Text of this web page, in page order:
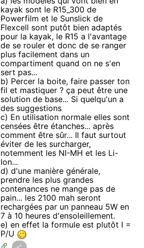
kayak sont le R15_300 de
Powerfilm et le Sunslick de
Flexcell sont putôt bien adaptés
pour la kayak, le R15 a l'avantage
de se rouler et donc de se ranger
plus facilement dans un
compartiment quand on ne s'en
sert pas...
b) Percer la boite, faire passer ton
fil et mastiquer ? ça peut être une
solution de base... Si quelqu'un a
des suggestions
c) En utilisation normale elles sont
censées être étanches... après
comment être sûr... Il faut surtout
éviter de les surcharger,
notemment les NI-MH et les Li-
Ion...
d) d'une manière générale,
prendre les plus grandes
contenances ne mange pas de
pain... les 2100 mah seront
rechargées par un panneau 5W en
7 à 10 heures d'ensoleillement.
e) en effet la formule est plutôt I =
P/U